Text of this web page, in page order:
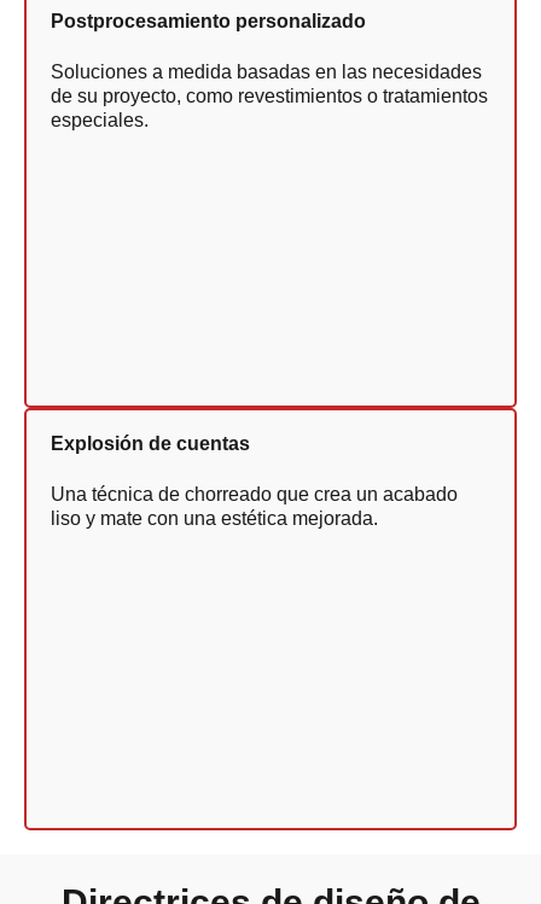
Postprocesamiento personalizado
Soluciones a medida basadas en las necesidades
de su proyecto, como revestimientos o tratamientos
especiales.
Explosión de cuentas
Una técnica de chorreado que crea un acabado
liso y mate con una estética mejorada.